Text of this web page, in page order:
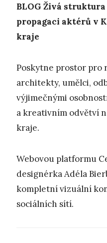
BLOG Živá struktura
propagaci aktérů v
kraje
Poskytne prostor pro
architekty, umělci,
výjimečnými
a kreativním odvětví
kraje.
Webovou platformu
designérka Adéla
kompletní vizuální
sociálních sítí.